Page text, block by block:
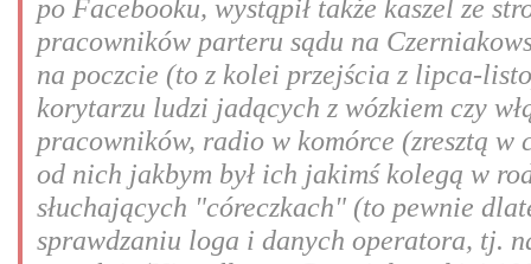
po Facebooku, wystąpił także kaszel ze
pracowników parteru sądu na
na poczcie (to z kolei przejścia z lipca-
korytarzu ludzi jadących z wózkiem czy
pracowników, radio w komórce (zresztą w
od nich jakbym był ich jakimś kolegą w
słuchających "córeczkach" (to pewnie
sprawdzaniu loga i danych operatora, tj.